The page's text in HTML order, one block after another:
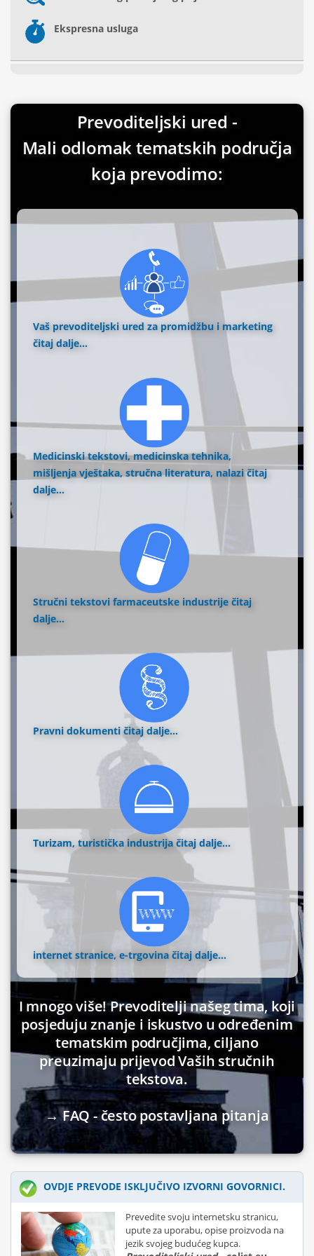
Ekspresna usluga
Prevoditeljski ured -
Mali odlomak tematskih područja
koja prevodimo:
Vaš prevoditeljski ured za promidžbu i marketing
čitaj dalje...
Medicinski tekstovi, medicinska tehnika,
mišljenja vještaka, stručna literatura, nalazi čitaj
dalje...
Stručni tekstovi farmaceutske industriječitaj
dalje...
Pravni dokumentičitaj dalje...
Turizam, turistička industrijačitaj dalje...
internet stranice, e-trgovina čitaj dalje...
I mnogo više! Prevoditelji našeg tima, koji
posjeduju znanje i iskustvo u određenim
tematskim područjima, ciljano
preuzimaju prijevod Vaših stručnih
tekstova.
→ FAQ - često postavljana pitanja
OVDJE PREVODE ISKLJUČIVO IZVORNI GOVORNICI.
Prevedite svoju internetsku stranicu,
upute za uporabu, opise proizvoda na
jezik svojeg budućeg kupca.